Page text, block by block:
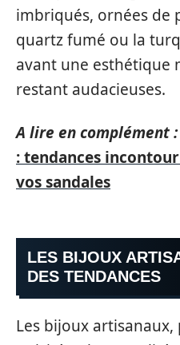
imbriqués, ornées de
quartz fumé ou la
avant une esthétique
restant audacieuses.
A lire en complément :
: tendances
vos sandales
LES BIJOUX
DES TENDANCES
Les bijoux